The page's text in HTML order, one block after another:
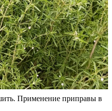
Применение приправы в